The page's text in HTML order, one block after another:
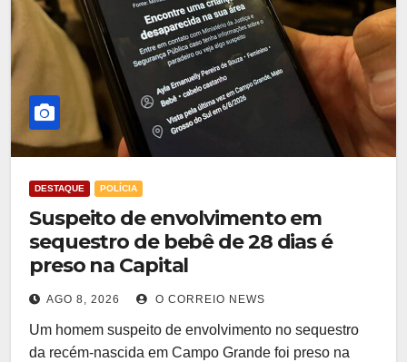
DESTAQUE POLÍCIA
Suspeito de envolvimento em
sequestro de bebê de 28 dias é
preso na Capital
AGO 8, 2026 O CORREIO NEWS
Um homem suspeito de envolvimento no sequestro
da recém-nascida em Campo Grande foi preso na